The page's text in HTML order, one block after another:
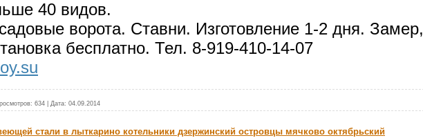
40 видов.
ворота. Ставни. Изготовление 1-2 дня. Замер,
бесплатно. Тел. 8-919-410-14-07
634 Дата: 04.09.2014
стали в лыткарино котельники дзержинский островцы мячково октябрьский